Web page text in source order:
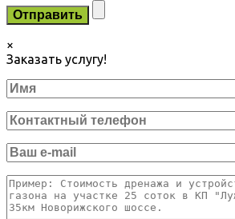
×
Заказать услугу!